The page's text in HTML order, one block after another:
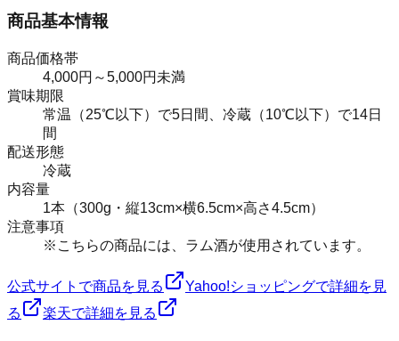
商品基本情報
商品価格帯
4,000円～5,000円未満
賞味期限
常温（25℃以下）で5日間、冷蔵（10℃以下）で14日
間
配送形態
冷蔵
内容量
1本（300g・縦13cm×横6.5cm×高さ4.5cm）
注意事項
※こちらの商品には、ラム酒が使用されています。
公式サイトで商品を見る
Yahoo!ショッピングで詳細を見
る
楽天で詳細を見る